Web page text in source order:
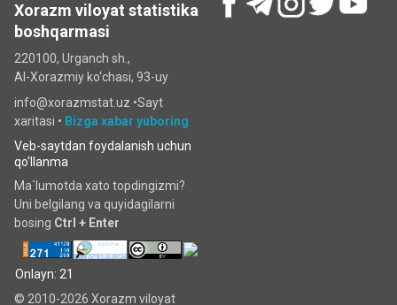
Xorazm viloyat statistika
boshqarmasi
220100, Urganch sh.,
Al-Xorazmiy ko‘chаsi, 93-uy
info@xorazmstat.uz •Sayt
xaritasi • Bizga xabar yuboring
Veb-saytdan foydalanish uchun
qo'llanma
Ma`lumotda xato topdingizmi?
Uni belgilang va quyidagilarni
bosing Ctrl + Enter
Onlayn: 21
© 2010-2026 Xorazm viloyat